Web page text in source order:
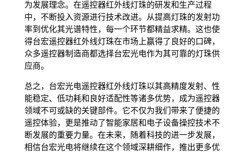
为发展理念。在遥控器红外线灯珠的研发和生产过程
中，不断投入资源进行技术改进。从提高灯珠的发射功
率到优化其光谱特性，每一个环节都精益求精。这也使
得台宏遥控器红外线灯珠在市场上赢得了良好的口碑，
众多遥控器制造商都选择台宏光电作为其可靠的灯珠供
应商。
总之，台宏光电遥控器红外线灯珠以其高精度发射、性
能稳定、低功耗和良好适配性等诸多优势，成为遥控器
领域不可或缺的关键部件。它不仅为我们带来了便捷的
遥控体验，更是推动了智能家居和电子设备操控技术不
断发展的重要力量。在未来，随着科技的进一步发展，
相信台宏光电将继续在这个领域深耕细作，推出更多优